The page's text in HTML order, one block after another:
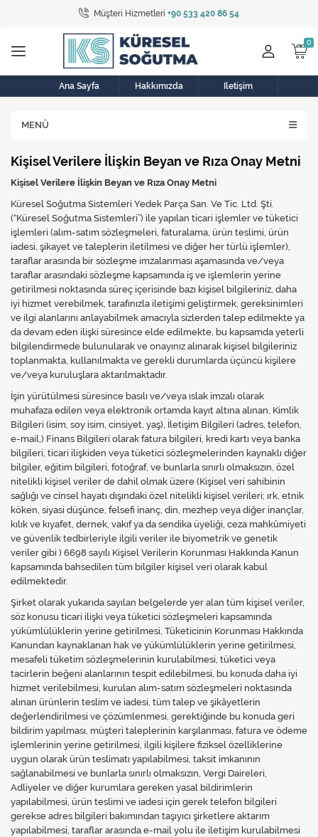
Müşteri Hizmetleri +90 533 420 86 54
Tüm Kategoriler
Bulaşık Makinesi
Buzdolabı
Doğalgaz Sobası
Elektrikli Aksamlar
Elektrikli Süpürge
Fırın, Ocak ve Aspiratör
Kireç Önleme Ve Temizlik
Klima
Kombi
Kondansatör
Küçük Ev Aletleri
Musluk
Rezistanslar
Soğutma Sistemleri
Ana Sayfa Hakkımızda İletişim
MENÜ
Kişisel Verilere İlişkin Beyan ve Rıza Onay Metni
Kişisel Verilere İlişkin Beyan ve Rıza Onay Metni
Küresel Soğutma Sistemleri Yedek Parça San. Ve Tic. Ltd. Şti.
(“Küresel Soğutma Sistemleri”) ile yapılan ticari işlemler ve tüketici
işlemleri (alım-satım sözleşmeleri, faturalama, ürün teslimi, ürün
iadesi, şikayet ve taleplerin iletilmesi ve diğer her türlü işlemler),
taraflar arasında bir sözleşme imzalanması aşamasında ve/veya
taraflar arasındaki sözleşme kapsamında iş ve işlemlerin yerine
getirilmesi noktasında süreç içerisinde bazı kişisel bilgileriniz, daha
iyi hizmet verebilmek, tarafınızla iletişimi geliştirmek, gereksinimleri
ve ilgi alanlarını anlayabilmek amacıyla sizlerden talep edilmekte ya
da devam eden ilişki süresince elde edilmekte, bu kapsamda yeterli
bilgilendirmede bulunularak ve onayınız alınarak kişisel bilgileriniz
toplanmakta, kullanılmakta ve gerekli durumlarda üçüncü kişilere
ve/veya kuruluşlara aktarılmaktadır.
İşin yürütülmesi süresince basılı ve/veya ıslak imzalı olarak
muhafaza edilen veya elektronik ortamda kayıt altına alınan, Kimlik
Bilgileri (isim, soy isim, cinsiyet, yaş), İletişim Bilgileri (adres, telefon,
e-mail,) Finans Bilgileri olarak fatura bilgileri, kredi kartı veya banka
bilgileri, ticari ilişkiden veya tüketici sözleşmelerinden kaynaklı diğer
bilgiler, eğitim bilgileri, fotoğraf, ve bunlarla sınırlı olmaksızın, özel
nitelikli kişisel veriler de dahil olmak üzere (Kişisel veri sahibinin
sağlığı ve cinsel hayatı dışındaki özel nitelikli kişisel verileri; ırk, etnik
köken, siyasi düşünce, felsefi inanç, din, mezhep veya diğer inançlar,
kılık ve kıyafet, dernek, vakıf ya da sendika üyeliği, ceza mahkûmiyeti
ve güvenlik tedbirleriyle ilgili veriler ile biyometrik ve genetik
veriler gibi ) 6698 sayılı Kişisel Verilerin Korunması Hakkında Kanun
kapsamında bahsedilen tüm bilgiler kişisel veri olarak kabul
edilmektedir.
Şirket olarak yukarıda sayılan belgelerde yer alan tüm kişisel veriler,
söz konusu ticari ilişki veya tüketici sözleşmeleri kapsamında
yükümlülüklerin yerine getirilmesi, Tüketicinin Korunması Hakkında
Kanundan kaynaklanan hak ve yükümlülüklerin yerine getirilmesi,
mesafeli tüketim sözleşmelerinin kurulabilmesi, tüketici veya
tacirlerin beğeni alanlarının tespit edilebilmesi, bu konuda daha iyi
hizmet verilebilmesi, kurulan alım-satım sözleşmeleri noktasında
alınan ürünlerin teslim ve iadesi, tüm talep ve şikâyetlerin
değerlendirilmesi ve çözümlenmesi, gerektiğinde bu konuda geri
bildirim yapılması, müşteri taleplerinin karşılanması, fatura ve ödeme
işlemlerinin yerine getirilmesi, ilgili kişilere fiziksel özelliklerine
uygun olarak ürün teslimatı yapılabilmesi, taksit imkanının
sağlanabilmesi ve bunlarla sınırlı olmaksızın, Vergi Daireleri,
Adliyeler ve diğer kurumlara gereken yasal bildirimlerin
yapılabilmesi, ürün teslimi ve iadesi için gerek telefon bilgileri
gerekse adres bilgileri bakımından taşıyıcı şirketlere aktarım
yapılabilmesi, taraflar arasında e-mail yolu ile iletişim kurulabilmesi